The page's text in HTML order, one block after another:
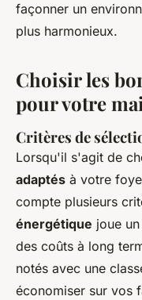
façonner un
plus harmonieux.
Choisir les
pour votre
Critères de
Lorsqu'il s'agit de
adaptés à votre
compte plusieurs
énergétique joue
des coûts à long
notés avec une
économiser sur vos